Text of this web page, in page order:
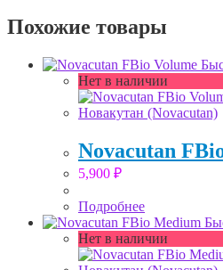
Похожие товары
Нет в наличии
Новакутан (Novacutan)
Novacutan
5,900 ₽
Подробнее
Нет в наличии